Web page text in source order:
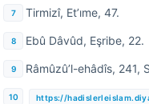
Tirmizî, Et’ıme, 47.
Ebû Dâvûd, Eşribe, 22.
Râmûzû’l-ehâdîs, 241,
https://